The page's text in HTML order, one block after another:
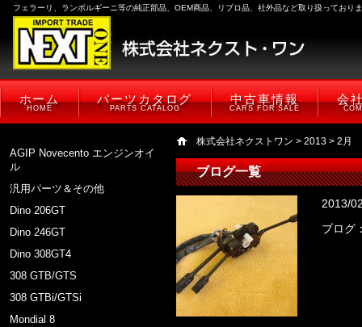
フェラーリ、ランボルギーニ等の純正部品、OEM商品、リプロ品、社外品など取り扱っており
ホーム
HOME
パーツカタログ
PARTS CATALOG
中古車情報
CARS FOR SALE
会
AGIP Novecento エンジンオイ
ル
汎用パーツ＆その他
Dino 206GT
Dino 246GT
Dino 308GT4
308 GTB/GTS
308 GTBi/GTSi
Mondial 8
株式会社ネクストワン > 2013 > 2月
ブログ一覧
2013/
ブログ